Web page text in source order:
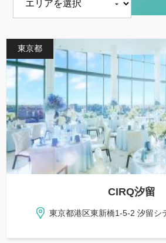
東京都
CIRQ汐留
東京都港区東新橋1-5-2 汐留シ